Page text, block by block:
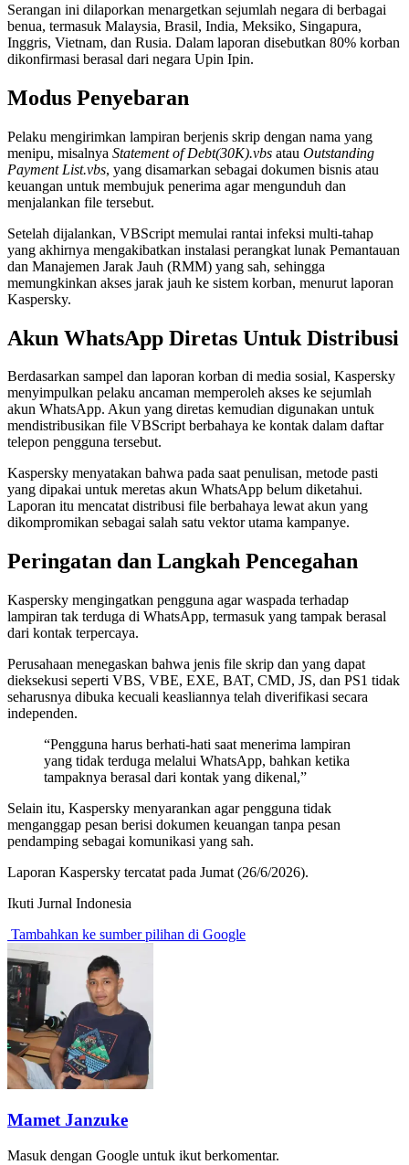
Serangan ini dilaporkan menargetkan sejumlah negara di berbagai
benua, termasuk Malaysia, Brasil, India, Meksiko, Singapura,
Inggris, Vietnam, dan Rusia. Dalam laporan disebutkan 80% korban
dikonfirmasi berasal dari negara Upin Ipin.
Modus Penyebaran
Pelaku mengirimkan lampiran berjenis skrip dengan nama yang
menipu, misalnya Statement of Debt(30K).vbs atau Outstanding
Payment List.vbs, yang disamarkan sebagai dokumen bisnis atau
keuangan untuk membujuk penerima agar mengunduh dan
menjalankan file tersebut.
Setelah dijalankan, VBScript memulai rantai infeksi multi-tahap
yang akhirnya mengakibatkan instalasi perangkat lunak Pemantauan
dan Manajemen Jarak Jauh (RMM) yang sah, sehingga
memungkinkan akses jarak jauh ke sistem korban, menurut laporan
Kaspersky.
Akun WhatsApp Diretas Untuk Distribusi
Berdasarkan sampel dan laporan korban di media sosial, Kaspersky
menyimpulkan pelaku ancaman memperoleh akses ke sejumlah
akun WhatsApp. Akun yang diretas kemudian digunakan untuk
mendistribusikan file VBScript berbahaya ke kontak dalam daftar
telepon pengguna tersebut.
Kaspersky menyatakan bahwa pada saat penulisan, metode pasti
yang dipakai untuk meretas akun WhatsApp belum diketahui.
Laporan itu mencatat distribusi file berbahaya lewat akun yang
dikompromikan sebagai salah satu vektor utama kampanye.
Peringatan dan Langkah Pencegahan
Kaspersky mengingatkan pengguna agar waspada terhadap
lampiran tak terduga di WhatsApp, termasuk yang tampak berasal
dari kontak terpercaya.
Perusahaan menegaskan bahwa jenis file skrip dan yang dapat
dieksekusi seperti VBS, VBE, EXE, BAT, CMD, JS, dan PS1 tidak
seharusnya dibuka kecuali keasliannya telah diverifikasi secara
independen.
“Pengguna harus berhati-hati saat menerima lampiran
yang tidak terduga melalui WhatsApp, bahkan ketika
tampaknya berasal dari kontak yang dikenal,”
Selain itu, Kaspersky menyarankan agar pengguna tidak
menganggap pesan berisi dokumen keuangan tanpa pesan
pendamping sebagai komunikasi yang sah.
Laporan Kaspersky tercatat pada Jumat (26/6/2026).
Ikuti Jurnal Indonesia
Tambahkan ke sumber pilihan di Google
Mamet Janzuke
Masuk dengan Google untuk ikut berkomentar.